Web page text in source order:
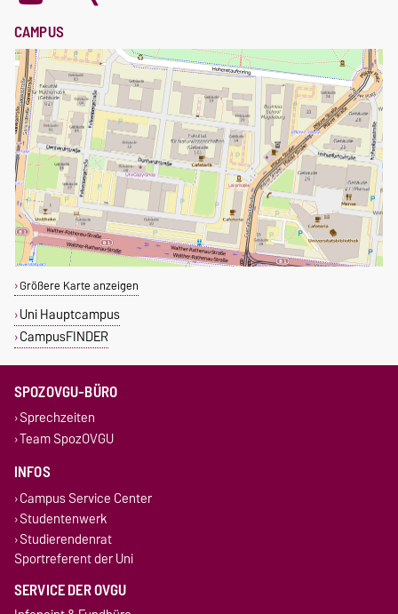
CAMPUS
Größere Karte anzeigen
Uni Hauptcampus
CampusFINDER
SPOZOVGU-BÜRO
Sprechzeiten
Team SpozOVGU
INFOS
Campus Service Center
Studentenwerk
Studierendenrat
Sportreferent der Uni
SERVICE DER OVGU